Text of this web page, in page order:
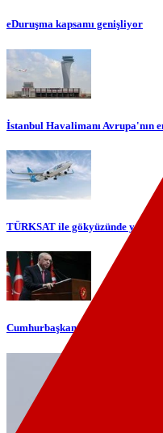
eDuruşma kapsamı genişliyor
İstanbul Havalimanı Avrupa'nın
TÜRKSAT ile gökyüzünde yerli
Cumhurbaşkanı Erdoğan'dan